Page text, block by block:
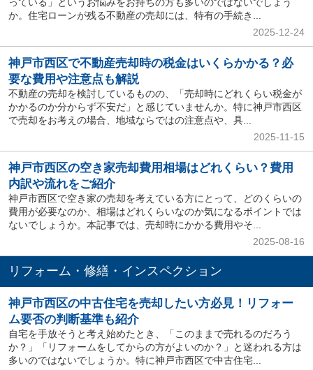
か。住宅ローンが残る不動産の売却には、特有の手続き...
2025-12-24
神戸市西区で不動産売却時の税金はいくらかかる？必
要な費用や注意点も解説
不動産の売却を検討しているものの、「売却時にどれくらい税金が
かかるのか分からず不安だ」と感じていませんか。特に神戸市西区
で売却をお考えの場合、地域ならではの注意点や、具...
2025-11-15
神戸市西区の空き家売却費用相場はどれくらい？費用
内訳や流れをご紹介
神戸市西区で空き家の売却を考えている方にとって、どのくらいの
費用が必要なのか、相場はどれくらいなのか気になるポイントでは
ないでしょうか。本記事では、売却時にかかる費用やそ...
2025-08-16
リフォーム・修繕・インスペクション
神戸市西区の中古住宅を売却したい方必見！リフォー
ム要否の判断基準も紹介
自宅を手放そうと考え始めたとき、「このままで売れるのだろう
か？」「リフォームをしてからの方がよいのか？」と迷われる方は
多いのではないでしょうか。特に神戸市西区で中古住宅...